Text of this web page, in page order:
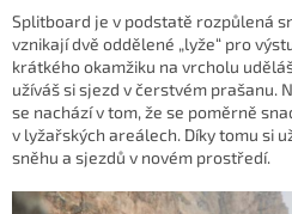
Splitboard je v podstatě rozpůlená
vznikají dvě oddělené „lyže“ pro
krátkého okamžiku na vrcholu
užíváš si sjezd v čerstvém prašanu.
se nachází v tom, že se poměrně
v lyžařských areálech. Díky tomu si
sněhu a sjezdů v novém prostředí.